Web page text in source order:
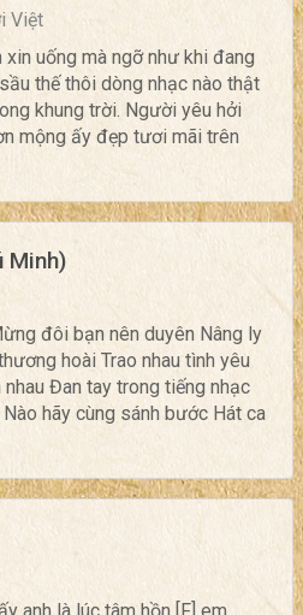
Việt
uống mà ngỡ như khi đang
thế thôi dòng nhạc nào thật
khung trời. Người yêu hởi
mộng ấy đẹp tươi mãi trên
Minh)
đôi bạn nên duyên Nâng ly
hoài Trao nhau tình yêu
Đan tay trong tiếng nhạc
hãy cùng sánh bước Hát ca